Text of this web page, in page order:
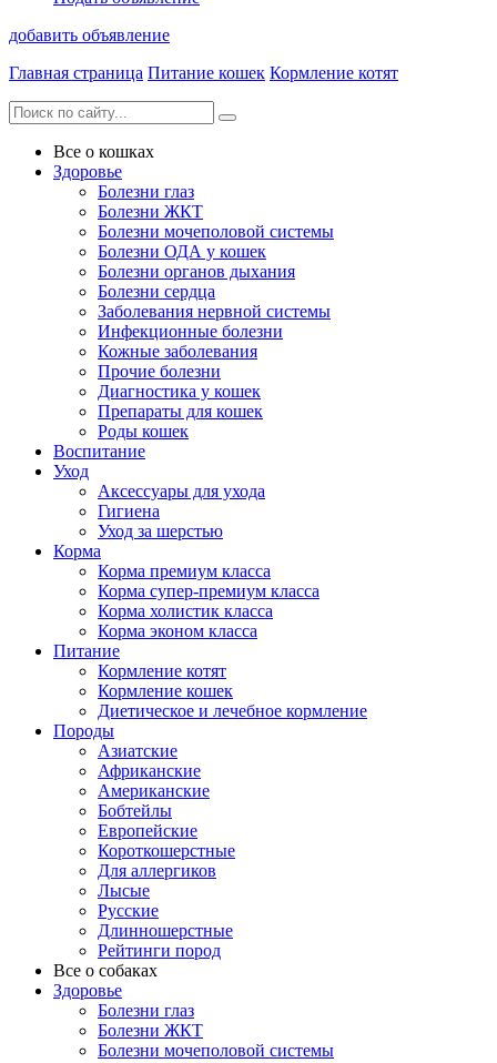
добавить объявление
Главная страница Питание кошек Кормление котят
Все о кошках
Здоровье
Болезни глаз
Болезни ЖКТ
Болезни мочеполовой системы
Болезни ОДА у кошек
Болезни органов дыхания
Болезни сердца
Заболевания нервной системы
Инфекционные болезни
Кожные заболевания
Прочие болезни
Диагностика у кошек
Препараты для кошек
Роды кошек
Воспитание
Уход
Аксессуары для ухода
Гигиена
Уход за шерстью
Корма
Корма премиум класса
Корма супер-премиум класса
Корма холистик класса
Корма эконом класса
Питание
Кормление котят
Кормление кошек
Диетическое и лечебное кормление
Породы
Азиатские
Африканские
Американские
Бобтейлы
Европейские
Короткошерстные
Для аллергиков
Лысые
Русские
Длинношерстные
Рейтинги пород
Все о собаках
Здоровье
Болезни глаз
Болезни ЖКТ
Болезни мочеполовой системы